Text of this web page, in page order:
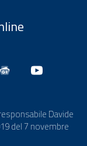
Davide
del 7 novembre